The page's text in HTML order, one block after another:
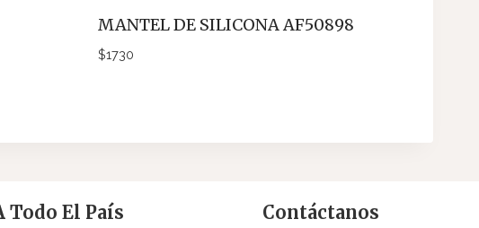
MANTEL DE SILICONA AF50898
$1730
Todo El País Contáctanos